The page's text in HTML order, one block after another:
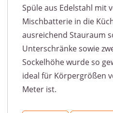
Spüle aus Edelstahl mit
Mischbatterie in die
ausreichend Stauraum
Unterschränke sowie
Sockelhöhe wurde so
ideal für Körpergrößen
Meter ist.